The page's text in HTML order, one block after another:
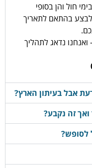
חול והן בסופי
בהתאם לתאריך
נדאג לתהליך
אבל בעיתון הארץ?
זה נקבע?
לסופש?